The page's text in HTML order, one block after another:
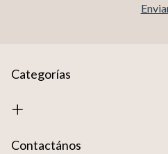
Categorías
Contactános